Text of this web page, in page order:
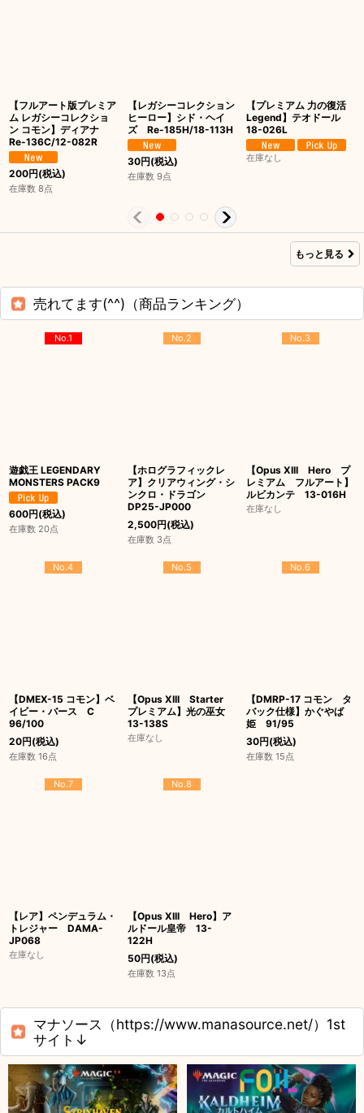
【フルアート版プレミア
ム レガシーコレクショ
ン コモン】ディアナ
Re-136C/12-082R
200円(税込)
在庫数 8点
【レガシーコレクション
ヒーロー】シド・ヘイ
ズ Re-185H/18-113H
30円(税込)
在庫数 9点
【プレミアム 力の復活
Legend】テオドール
18-026L
在庫なし
もっと見る
売れてます(^^)（商品ランキング）
No.1
遊戯王 LEGENDARY
MONSTERS PACK9
600円(税込)
在庫数 20点
No.2
【ホログラフィックレ
ア】クリアウィング・シ
ンクロ・ドラゴン
DP25-JP000
2,500円(税込)
在庫数 3点
No.3
【Opus XIII Hero プ
レミアム フルアート】
ルビカンテ 13-016H
在庫なし
No.4
【DMEX-15 コモン】ベ
イビー・バース C
96/100
20円(税込)
在庫数 16点
No.5
【Opus XIII Starter
プレミアム】光の巫女
13-138S
在庫なし
No.6
【DMRP-17 コモン タ
バック仕様】かぐやば
姫 91/95
30円(税込)
在庫数 15点
No.7
【レア】ペンデュラム・
トレジャー DAMA-
JP068
在庫なし
No.8
【Opus XIII Hero】ア
ルドール皇帝 13-
122H
50円(税込)
在庫数 13点
マナソース（https://www.manasource.net/）1st
サイト↓